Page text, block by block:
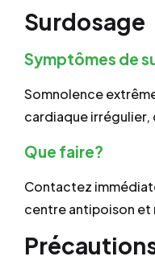
Surdosage
Symptômes de
Somnolence
cardiaque irrégulier,
Que faire?
Contactez
centre antipoison et